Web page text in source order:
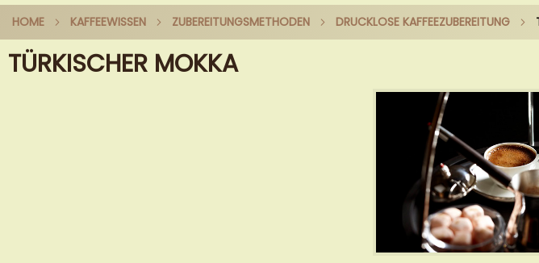
HOME KAFFEEWISSEN ZUBEREITUNGSMETHODEN DRUCKLOSE KAFFEEZUBEREITUNG
TÜRKISCHER MOKKA